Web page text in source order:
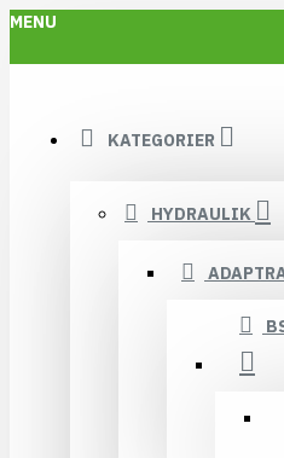
MENU
KATEGORIER
HYDRAULIK